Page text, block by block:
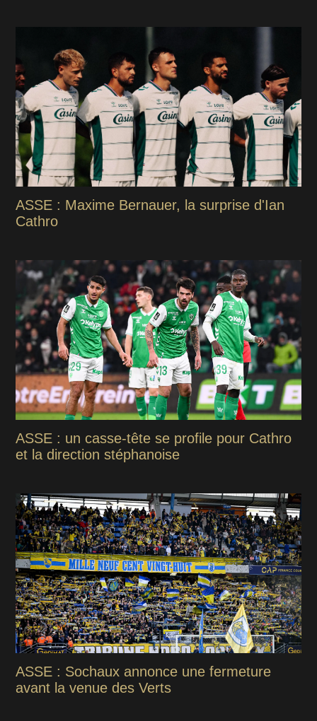
ASSE : Maxime Bernauer, la surprise d'Ian
Cathro
ASSE : un casse-tête se profile pour Cathro
et la direction stéphanoise
ASSE : Sochaux annonce une fermeture
avant la venue des Verts